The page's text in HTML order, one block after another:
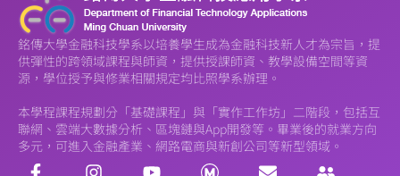
銘傳大學金融科技學系以培養學生成為金融科技新人才為宗旨，提
供彈性的跨領域課程與師資，提供授課師資、教學設備空間等資
源，學位授予與修業相關規定均比照學系辦理。
本學程課程規劃分「基礎課程」與「實作工作坊」二階段，包括互
聯網、雲端大數據分析、區塊鏈與App開發等。畢業後的就業方向
多元，可進入金融產業、網路電商與新創公司等新型領域。